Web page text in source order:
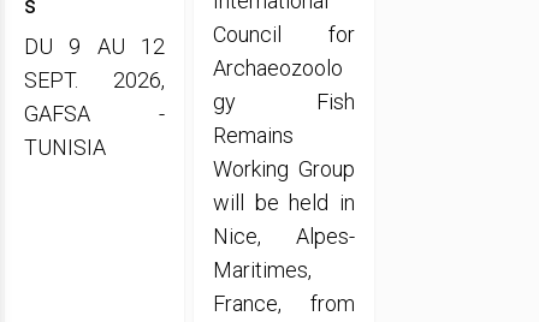
DU 9 AU 12
SEPT. 2026,
GAFSA -
TUNISIA
Council for
Archaeozoolo
gy Fish
Remains
Working Group
will be held in
Nice, Alpes-
Maritimes,
France, from